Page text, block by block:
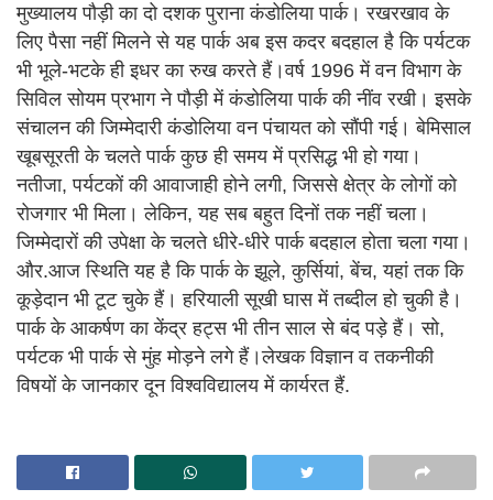
मुख्यालय पौड़ी का दो दशक पुराना कंडोलिया पार्क। रखरखाव के
लिए पैसा नहीं मिलने से यह पार्क अब इस कदर बदहाल है कि पर्यटक
भी भूले-भटके ही इधर का रुख करते हैं।वर्ष 1996 में वन विभाग के
सिविल सोयम प्रभाग ने पौड़ी में कंडोलिया पार्क की नींव रखी। इसके
संचालन की जिम्मेदारी कंडोलिया वन पंचायत को सौंपी गई। बेमिसाल
खूबसूरती के चलते पार्क कुछ ही समय में प्रसिद्ध भी हो गया।
नतीजा, पर्यटकों की आवाजाही होने लगी, जिससे क्षेत्र के लोगों को
रोजगार भी मिला। लेकिन, यह सब बहुत दिनों तक नहीं चला।
जिम्मेदारों की उपेक्षा के चलते धीरे-धीरे पार्क बदहाल होता चला गया।
और.आज स्थिति यह है कि पार्क के झूले, कुर्सियां, बेंच, यहां तक कि
कूड़ेदान भी टूट चुके हैं। हरियाली सूखी घास में तब्दील हो चुकी है।
पार्क के आकर्षण का केंद्र हट्स भी तीन साल से बंद पड़े हैं। सो,
पर्यटक भी पार्क से मुंह मोड़ने लगे हैं।लेखक विज्ञान व तकनीकी
विषयों के जानकार दून विश्वविद्यालय में कार्यरत हैं.